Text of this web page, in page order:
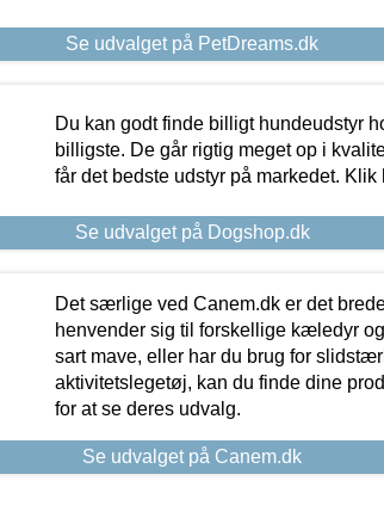
Se udvalget på PetDreams.dk
Du kan godt finde billigt hundeudstyr
billigste. De går rigtig meget op i
får det bedste udstyr på markedet.
Se udvalget på Dogshop.dk
Det særlige ved Canem.dk er det
henvender sig til forskellige kæledyr
sart mave, eller har du brug for
aktivitetslegetøj, kan du finde dine
for at se deres udvalg.
Se udvalget på Canem.dk